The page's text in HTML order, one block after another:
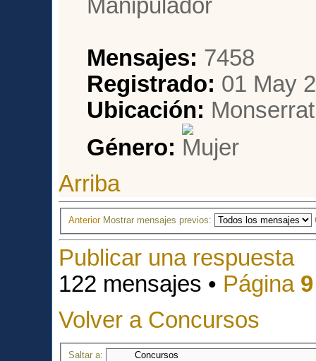
Mensajes: 7458
Registrado: 01 May
Ubicación:
Género:
Arriba
Anterior Mostrar mensajes previos:
Publicar una respuesta
122 mensajes • Página 9
Volver a Concursos
Saltar a: